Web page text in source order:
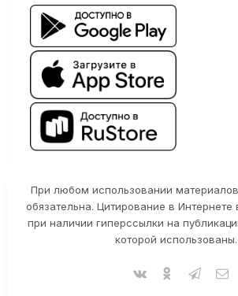
При любом использовании
обязательна. Цитирование в
при наличии гиперссылки на
которой использованы.